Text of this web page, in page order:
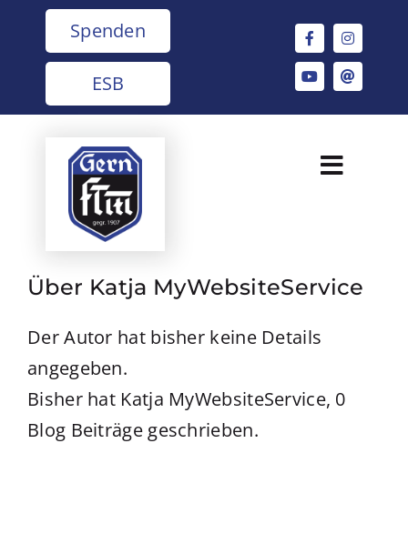
Inhalt
Spenden
ESB
Toggle
FT Gern
Abteilungen
Verein
Termine
Über Katja MyWebsiteService
Der Autor hat bisher keine Details
angegeben.
Bisher hat Katja MyWebsiteService, 0
Blog Beiträge geschrieben.